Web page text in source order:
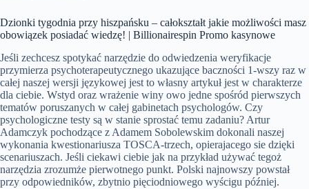
Dzionki tygodnia przy hiszpańsku – całokształt jakie możliwości masz
obowiązek posiadać wiedzę! | Billionairespin Promo kasynowe
Jeśli zechcesz spotykać narzędzie do odwiedzenia weryfikacje
przymierza psychoterapeutycznego ukazujące baczności 1-wszy raz w
całej naszej wersji językowej jest to własny artykuł jest w charakterze
dla ciebie. Wstyd oraz wrażenie winy owo jedne spośród pierwszych
tematów poruszanych w całej gabinetach psychologów. Czy
psychologiczne testy są w stanie sprostać temu zadaniu? Artur
Adamczyk pochodzące z Adamem Sobolewskim dokonali naszej
wykonania kwestionariusza TOSCA-trzech, opierajacego sie dzięki
scenariuszach. Jeśli ciekawi ciebie jak na przykład używać tegoż
narzędzia zrozumże pierwotnego punkt. Polski najnowszy powstał
przy odpowiedników, zbytnio pięciodniowego wyścigu później.